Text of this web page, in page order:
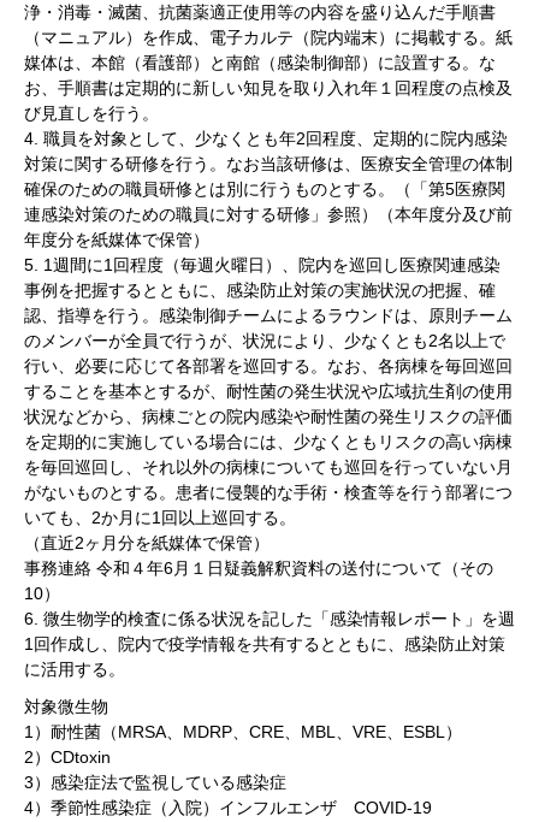
浄・消毒・滅菌、抗菌薬適正使用等の内容を盛り込んだ手順書
（マニュアル）を作成、電子カルテ（院内端末）に掲載する。紙
媒体は、本館（看護部）と南館（感染制御部）に設置する。な
お、手順書は定期的に新しい知見を取り入れ年１回程度の点検及
び見直しを行う。
4. 職員を対象として、少なくとも年2回程度、定期的に院内感染
対策に関する研修を行う。なお当該研修は、医療安全管理の体制
確保のための職員研修とは別に行うものとする。（「第5医療関
連感染対策のための職員に対する研修」参照）（本年度分及び前
年度分を紙媒体で保管）
5. 1週間に1回程度（毎週火曜日）、院内を巡回し医療関連感染
事例を把握するとともに、感染防止対策の実施状況の把握、確
認、指導を行う。感染制御チームによるラウンドは、原則チーム
のメンバーが全員で行うが、状況により、少なくとも2名以上で
行い、必要に応じて各部署を巡回する。なお、各病棟を毎回巡回
することを基本とするが、耐性菌の発生状況や広域抗生剤の使用
状況などから、病棟ごとの院内感染や耐性菌の発生リスクの評価
を定期的に実施している場合には、少なくともリスクの高い病棟
を毎回巡回し、それ以外の病棟についても巡回を行っていない月
がないものとする。患者に侵襲的な手術・検査等を行う部署につ
いても、2か月に1回以上巡回する。
（直近2ヶ月分を紙媒体で保管）
事務連絡 令和４年6月１日疑義解釈資料の送付について（その
10）
6. 微生物学的検査に係る状況を記した「感染情報レポート」を週
1回作成し、院内で疫学情報を共有するとともに、感染防止対策
に活用する。
対象微生物
1）耐性菌（MRSA、MDRP、CRE、MBL、VRE、ESBL）
2）CDtoxin
3）感染症法で監視している感染症
4）季節性感染症（入院）インフルエンザ COVID-19